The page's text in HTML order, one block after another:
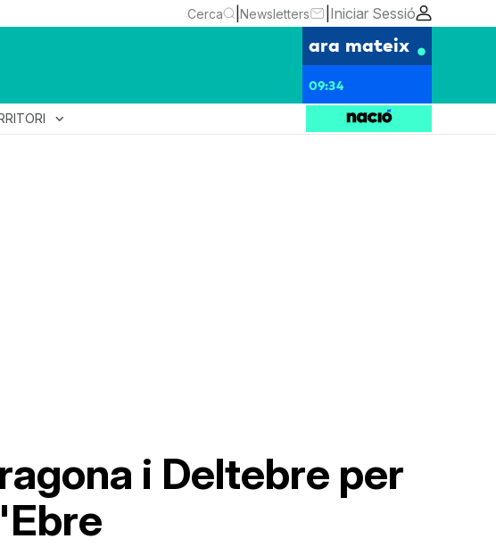
Cerca Newsletters Iniciar Sessió
ara mateix
09:34
expand_more
i Deltebre per